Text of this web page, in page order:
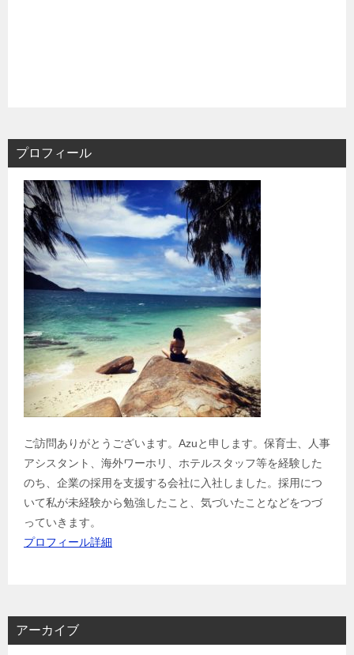
プロフィール
ご訪問ありがとうございます。Azuと申します。保育士、人事
アシスタント、海外ワーホリ、ホテルスタッフ等を経験した
のち、企業の採用を支援する会社に入社しました。採用につ
いて私が未経験から勉強したこと、気づいたことなどをつづ
っていきます。
プロフィール詳細
アーカイブ